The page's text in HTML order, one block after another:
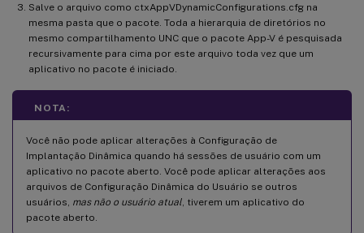
Salve o arquivo como ctxAppVDynamicConfigurations.cfg na
mesma pasta que o pacote. Toda a hierarquia de diretórios no
mesmo compartilhamento UNC que o pacote App-V é pesquisada
recursivamente para cima por este arquivo toda vez que um
aplicativo no pacote é iniciado.
NOTA:
Você não pode aplicar alterações à Configuração de
Implantação Dinâmica quando há sessões de usuário com um
aplicativo no pacote aberto. Você pode aplicar alterações aos
arquivos de Configuração Dinâmica do Usuário se outros
usuários, mas não o usuário atual , tiverem um aplicativo do
pacote aberto.